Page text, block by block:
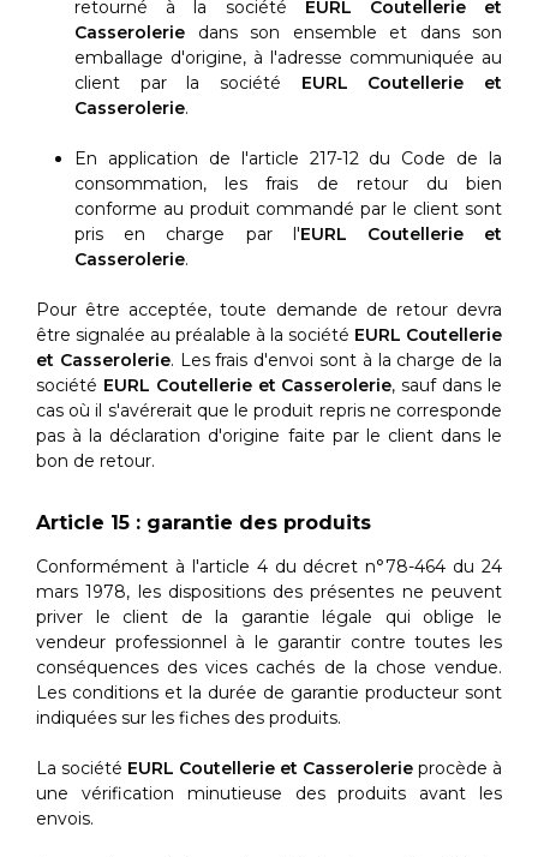
retourné à la société EURL Coutellerie et
Casserolerie dans son ensemble et dans son
emballage d'origine, à l'adresse communiquée au
client par la société EURL Coutellerie et
Casserolerie.
En application de l'article 217-12 du Code de la
consommation, les frais de retour du bien
conforme au produit commandé par le client sont
pris en charge par l'EURL Coutellerie et
Casserolerie.
Pour être acceptée, toute demande de retour devra
être signalée au préalable à la société EURL Coutellerie
et Casserolerie. Les frais d'envoi sont à la charge de la
société EURL Coutellerie et Casserolerie, sauf dans le
cas où il s'avérerait que le produit repris ne corresponde
pas à la déclaration d'origine faite par le client dans le
bon de retour.
Article 15 : garantie des produits
Conformément à l'article 4 du décret n°78-464 du 24
mars 1978, les dispositions des présentes ne peuvent
priver le client de la garantie légale qui oblige le
vendeur professionnel à le garantir contre toutes les
conséquences des vices cachés de la chose vendue.
Les conditions et la durée de garantie producteur sont
indiquées sur les fiches des produits.
La société EURL Coutellerie et Casserolerie procède à
une vérification minutieuse des produits avant les
envois.